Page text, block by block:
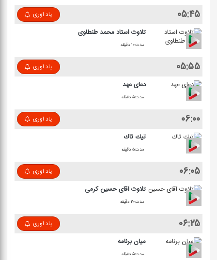
۰۵:۴۵ یاد اوری
تلاوت استاد محمد طنطاوی
مدت:۱۰ دقیقه
۰۵:۵۵ یاد اوری
دعای عهد
مدت:۵ دقیقه
۰۶:۰۰ یاد اوری
تیك تاك
مدت:۵ دقیقه
۰۶:۰۵ یاد اوری
تلاوت آقای حسین كرمی
مدت:۲۰ دقیقه
۰۶:۲۵ یاد اوری
میان برنامه
مدت:۵ دقیقه